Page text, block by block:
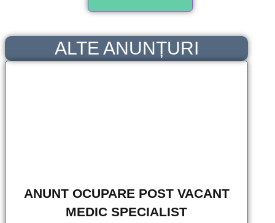
ALTE ANUNȚURI
ANUNT OCUPARE POST VACANT
MEDIC SPECIALIST